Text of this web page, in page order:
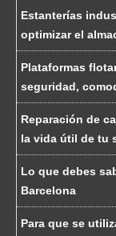
Estanterías
optimizar el
Plataformas
seguridad,
Reparación de
la vida útil de tu
Lo que debes
Barcelona
Para que se